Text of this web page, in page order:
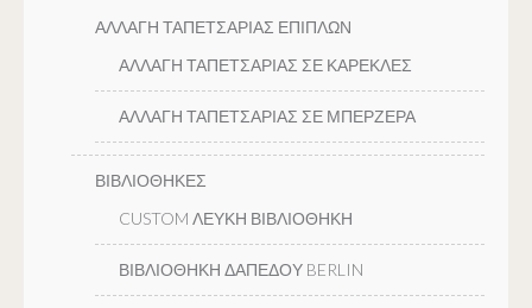
ΑΛΛΑΓΗ ΤΑΠΕΤΣΑΡΙΑΣ ΕΠΙΠΛΩΝ
ΑΛΛΑΓΗ ΤΑΠΕΤΣΑΡΙΑΣ ΣΕ ΚΑΡΕΚΛΕΣ
ΑΛΛΑΓΗ ΤΑΠΕΤΣΑΡΙΑΣ ΣΕ ΜΠΕΡΖΕΡΑ
ΒΙΒΛΙΟΘΗΚΕΣ
CUSTOM ΛΕΥΚΗ ΒΙΒΛΙΟΘΗΚΗ
ΒΙΒΛΙΟΘΗΚΗ ΔΑΠΕΔΟΥ BERLIN